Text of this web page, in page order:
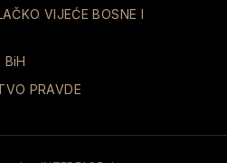
VIJEĆE BOSNE I
BiH
PRAVDE